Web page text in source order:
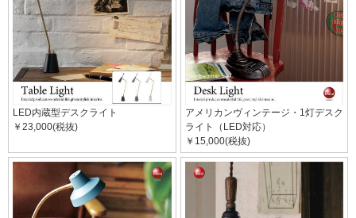
LED内蔵型デスクライト
￥23,000(税抜)
アメリカンヴィンテージ・1灯デスク
ライト（LED対応）
￥15,000(税抜)